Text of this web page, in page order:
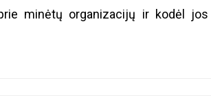
minėtų organizacijų ir kodėl